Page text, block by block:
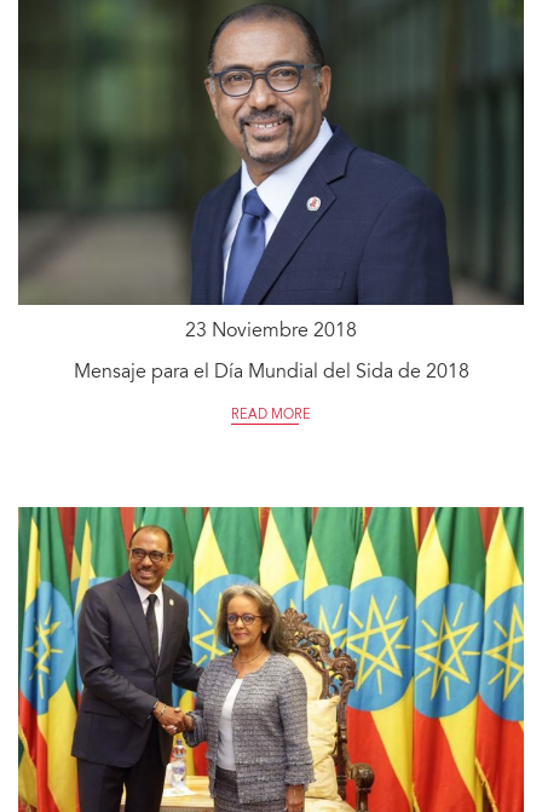
23 Noviembre 2018
Mensaje para el Día Mundial del Sida de 2018
READ MORE